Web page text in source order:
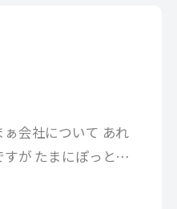
会社について あれ
が たまにぽっと抜
も書くこと